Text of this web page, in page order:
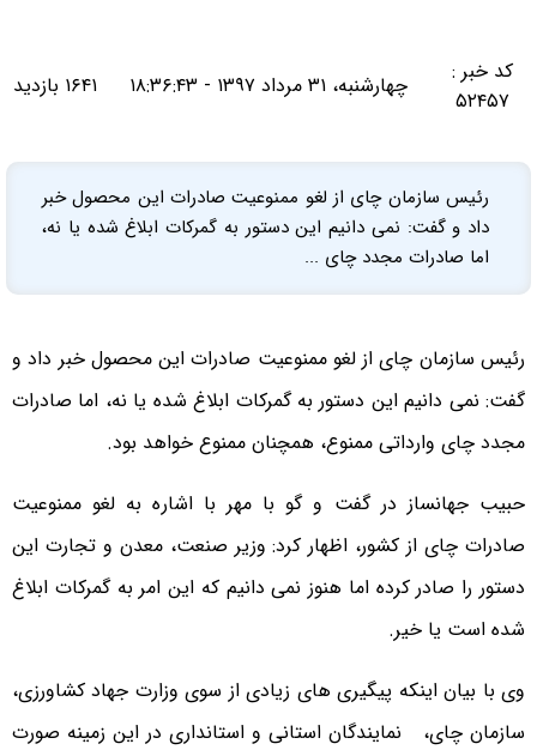
کد خبر :
۵۲۴۵۷
چهارشنبه، ۳۱ مرداد ۱۳۹۷ - ۱۸:۳۶:۴۳ ۱۶۴۱ بازدید
رئیس سازمان چای از لغو ممنوعیت صادرات این محصول خبر
داد و گفت: نمی دانیم این دستور به گمرکات ابلاغ شده یا نه،
اما صادرات مجدد چای ...
رئیس سازمان چای از لغو ممنوعیت صادرات این محصول خبر داد و
گفت: نمی دانیم این دستور به گمرکات ابلاغ شده یا نه، اما صادرات
مجدد چای وارداتی ممنوع، همچنان ممنوع خواهد بود.
حبیب جهانساز در گفت و گو با مهر با اشاره به لغو ممنوعیت
صادرات چای از کشور، اظهار کرد: وزیر صنعت، معدن و تجارت این
دستور را صادر کرده اما هنوز نمی دانیم که این امر به گمرکات ابلاغ
شده است یا خیر.
وی با بیان اینکه پیگیری های زیادی از سوی وزارت جهاد کشاورزی،
سازمان چای، نمایندگان استانی و استانداری در این زمینه صورت